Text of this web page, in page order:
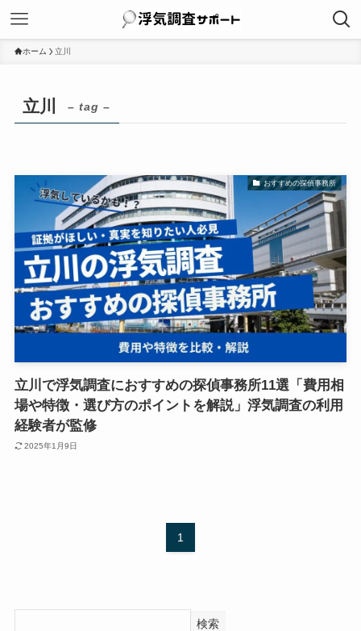
ホーム 立川
立川 – tag –
おすすめの探偵事務所
立川で浮気調査におすすめの探偵事務所11選「費用相
場や特徴・選び方のポイントを解説」浮気調査の利用
経験者が監修
2025年1月9日
1
検索